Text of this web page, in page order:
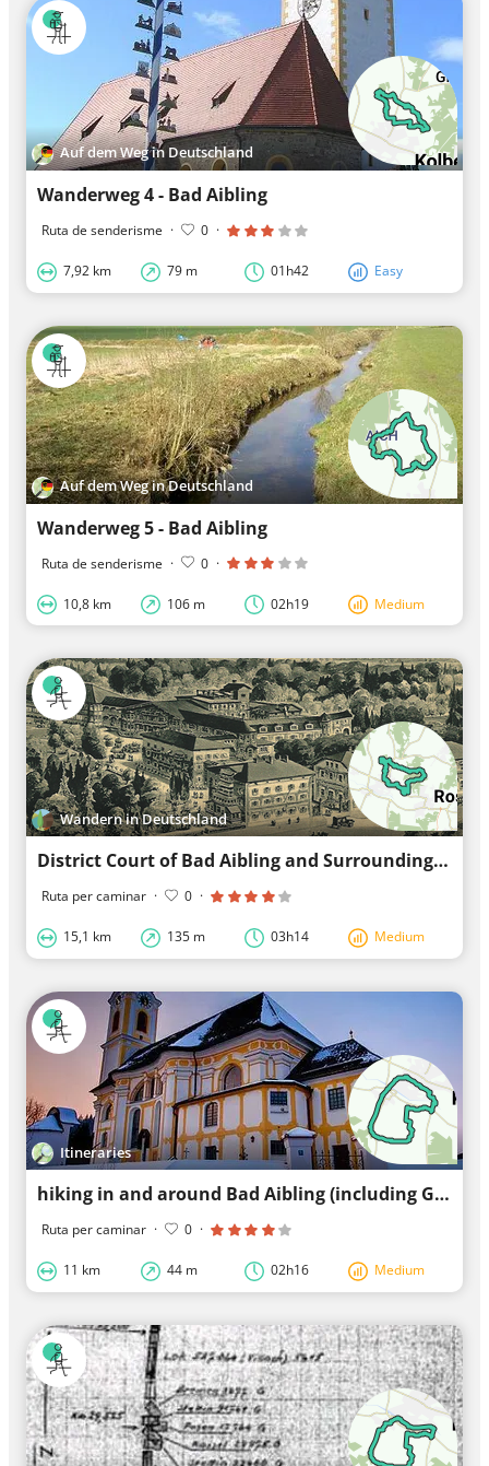
Auf dem Weg in Deutschland
Wanderweg 4 - Bad Aibling
Ruta de senderisme · 0 ·
7,92 km 79 m 01h42 Easy
Auf dem Weg in Deutschland
Wanderweg 5 - Bad Aibling
Ruta de senderisme · 0 ·
10,8 km 106 m 02h19 Medium
Wandern in Deutschland
District Court of Bad Aibling and Surroundings
Ruta per caminar · 0 ·
15,1 km 135 m 03h14 Medium
Itineraries
hiking in and around Bad Aibling (including GR routes)
Ruta per caminar · 0 ·
11 km 44 m 02h16 Medium